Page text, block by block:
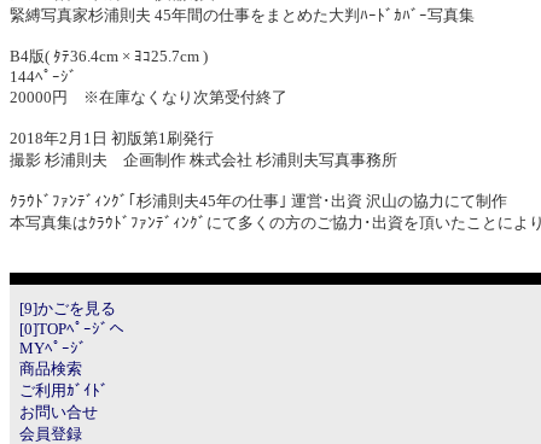
緊縛写真家杉浦則夫 45年間の仕事をまとめた大判ﾊｰﾄﾞｶﾊﾞｰ写真集
B4版( ﾀﾃ36.4cm × ﾖｺ25.7cm )
144ﾍﾟｰｼﾞ
20000円 ※在庫なくなり次第受付終了
2018年2月1日 初版第1刷発行
撮影 杉浦則夫 企画制作 株式会社 杉浦則夫写真事務所
ｸﾗｳﾄﾞﾌｧﾝﾃﾞｨﾝｸﾞ｢杉浦則夫45年の仕事｣ 運営･出資 沢山の協力にて制作
本写真集はｸﾗｳﾄﾞﾌｧﾝﾃﾞｨﾝｸﾞにて多くの方のご協力･出資を頂いたことに
[9]かごを見る
[0]TOPﾍﾟｰｼﾞへ
MYﾍﾟｰｼﾞ
商品検索
ご利用ｶﾞｲﾄﾞ
お問い合せ
会員登録